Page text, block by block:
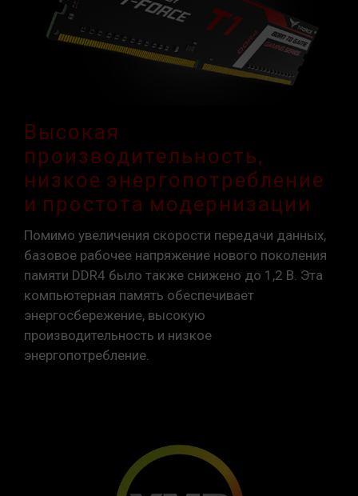
Высокая
производительность,
низкое энергопотребление
и простота модернизации
Помимо увеличения скорости передачи данных,
базовое рабочее напряжение нового поколения
памяти DDR4 было также снижено до 1,2 В. Эта
компьютерная память обеспечивает
энергосбережение, высокую
производительность и низкое
энергопотребление.